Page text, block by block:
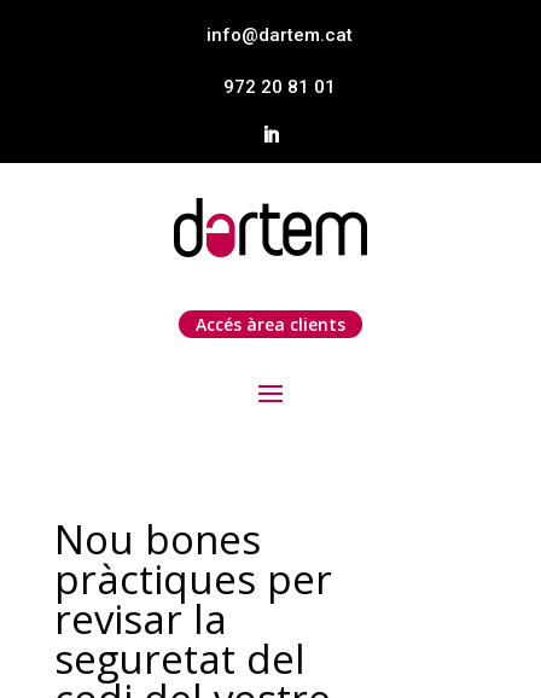
info@dartem.cat
972 20 81 01
Accés àrea clients
Nou bones
pràctiques per
revisar la
seguretat del